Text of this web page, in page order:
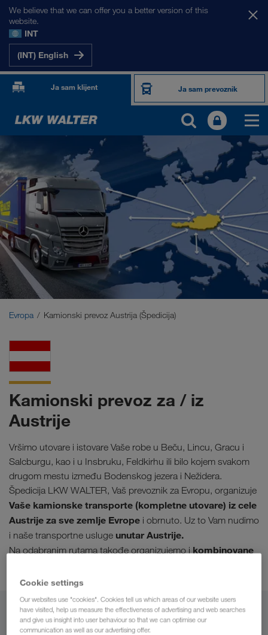
We believe that we can offer you a better version of this
website.
INT
(INT) English
Ja sam klijent Ja sam prevoznik
NAŠA TRŽIŠTA
Evropa
Centralna Azija
Rusija
Bliski Istok
Evropa Kamionski prevoz Austrija (Špedicija)
Kamionski prevoz za / iz
Austrije
Vršimo utovare i istovare Vaše robe u Beču, Lincu, Gracu i
Salcburgu, kao i u Insbruku, Feldkirhu ili bilo kojem svakom
drugom mestu između Bodenskog jezera i Nežidera.
Špedicija LKW WALTER, Vaš prevoznik za Evropu, organizuje
Vaše kamionske transporte (kompletne utovare) iz cele
Austrije za sve zemlje Evrope i obrnuto. Uz to Vam nudimo
i naše transportne usluge unutar Austrije.
Na odabranim rutama takođe organizujemo i kombinovane
Cookie settings
Our websites use "cookies". Cookies tell us which areas of our website users
have visited, help us measure the effectiveness of advertising and web searches
and give us insight into user behaviour so that we can optimise our
communication as well as our advertising offer.